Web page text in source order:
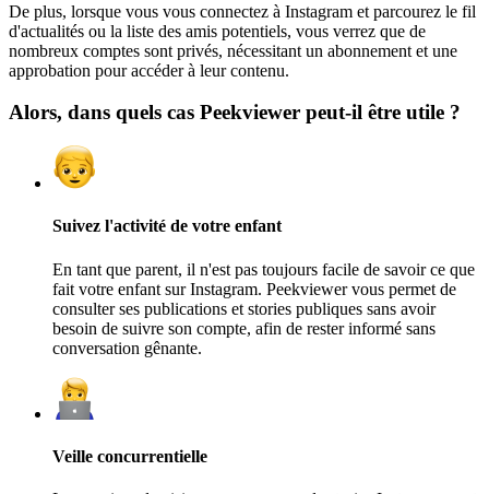
De plus, lorsque vous vous connectez à Instagram et parcourez le fil
d'actualités ou la liste des amis potentiels, vous verrez que de
nombreux comptes sont privés, nécessitant un abonnement et une
approbation pour accéder à leur contenu.
Alors, dans quels cas Peekviewer peut-il être utile ?
Suivez l'activité de votre enfant
En tant que parent, il n'est pas toujours facile de savoir ce que
fait votre enfant sur Instagram. Peekviewer vous permet de
consulter ses publications et stories publiques sans avoir
besoin de suivre son compte, afin de rester informé sans
conversation gênante.
Veille concurrentielle